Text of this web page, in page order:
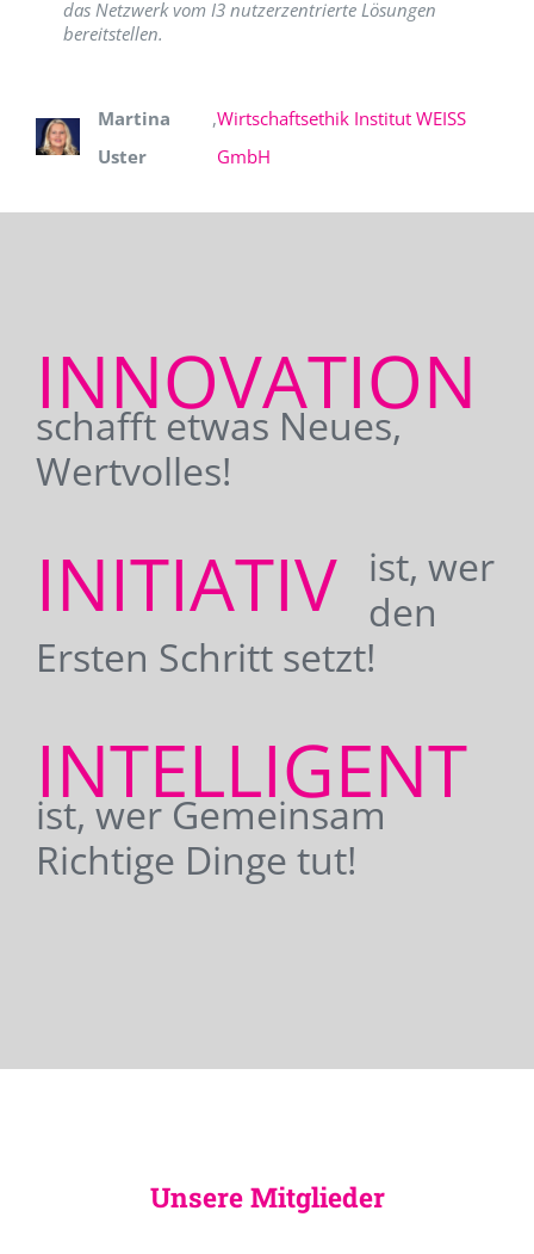
das Netzwerk vom I3 nutzerzentrierte Lösungen
bereitstellen.
Martina
Uster
,Wirtschaftsethik Institut WEISS
GmbH
INNOVATION
schafft etwas Neues,
Wertvolles!
INITIATIV
ist, wer
den
Ersten Schritt setzt!
INTELLIGENT
ist, wer Gemeinsam
Richtige Dinge tut!
Unsere Mitglieder